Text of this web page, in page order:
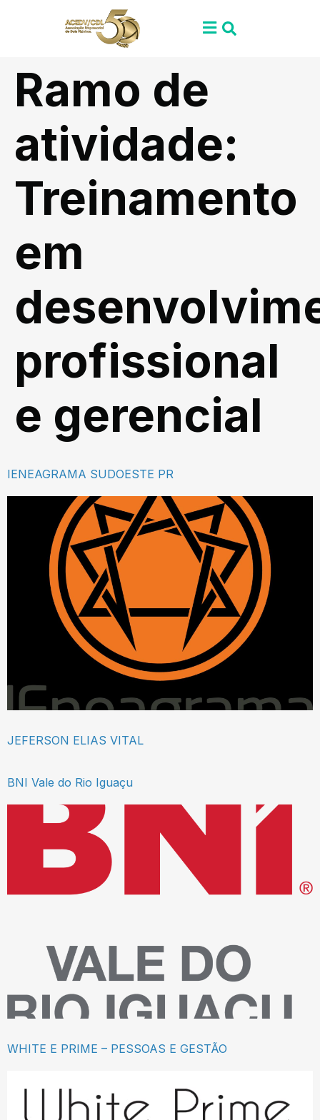
Ramo de
atividade:
Treinamento
em
profissional
e gerencial
IENEAGRAMA SUDOESTE PR
JEFERSON ELIAS VITAL
BNI Vale do Rio Iguaçu
WHITE E PRIME – PESSOAS E GESTÃO